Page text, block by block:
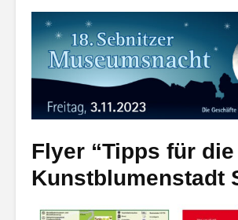
Flyer “Tipps für die
Kunstblumenstadt